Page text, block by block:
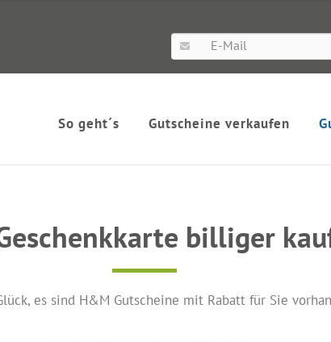
So geht´s Gutscheine verkaufen
billiger
es sind H&M Gutscheine mit Rabatt für Sie